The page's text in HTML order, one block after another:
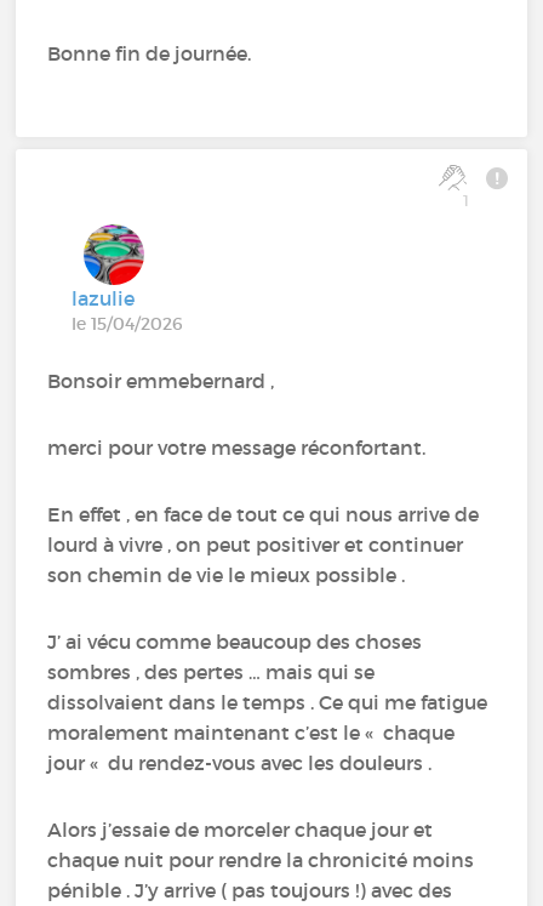
Bonne fin de journée.
1
lazulie
le 15/04/2026
Bonsoir emmebernard ,
merci pour votre message réconfortant.
En effet , en face de tout ce qui nous arrive de
lourd à vivre , on peut positiver et continuer
son chemin de vie le mieux possible .
J’ ai vécu comme beaucoup des choses
sombres , des pertes … mais qui se
dissolvaient dans le temps . Ce qui me fatigue
moralement maintenant c’est le « chaque
jour « du rendez-vous avec les douleurs .
Alors j’essaie de morceler chaque jour et
chaque nuit pour rendre la chronicité moins
pénible . J’y arrive ( pas toujours !) avec des